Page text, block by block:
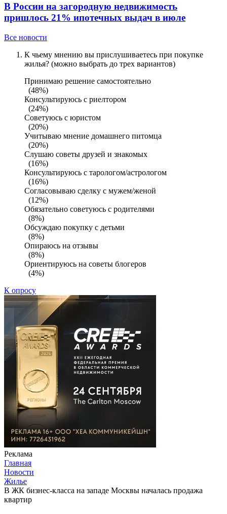
В России на загородную недвижимость
пришлось 21% ипотечных выдач в июле
Все новости
К чьему мнению вы прислушиваетесь при покупке
жилья? (можно выбрать до трех вариантов)
Принимаю решение самостоятельно
(48%)
Консультируюсь с риелтором
(24%)
Советуюсь с юристом
(20%)
Учитываю мнение домашнего питомца
(20%)
Слушаю советы друзей и знакомых
(16%)
Консультируюсь с тарологом/астрологом
(16%)
Согласовываю сделку с мужем/женой
(12%)
Обязательно советуюсь с родителями
(8%)
Обсуждаю покупку с детьми
(8%)
Опираюсь на отзывы
(8%)
Ориентируюсь на советы блогеров
(4%)
К опросу
Реклама
Главная
Новости
Жилье
В ЖК бизнес-класса на западе Москвы началась продажа
квартир